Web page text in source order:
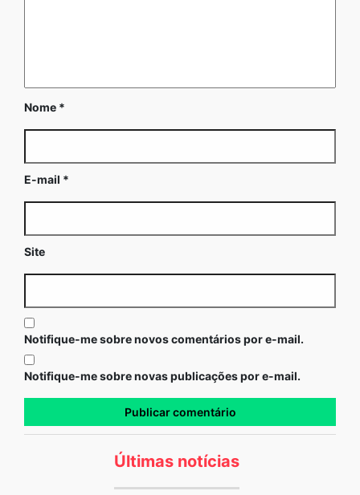
Nome *
E-mail *
Site
Notifique-me sobre novos comentários por e-mail.
Notifique-me sobre novas publicações por e-mail.
Últimas notícias